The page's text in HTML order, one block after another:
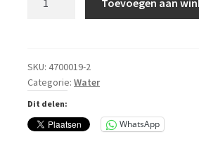
aantal
Toevoegen aan
SKU:4700019-2
Categorie:Water
Dit delen:
WhatsApp